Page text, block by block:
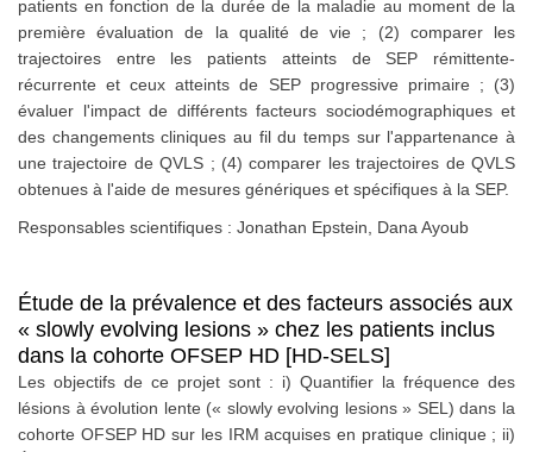
patients en fonction de la durée de la maladie au moment de la
première évaluation de la qualité de vie ; (2) comparer les
trajectoires entre les patients atteints de SEP rémittente-
récurrente et ceux atteints de SEP progressive primaire ; (3)
évaluer l'impact de différents facteurs sociodémographiques et
des changements cliniques au fil du temps sur l'appartenance à
une trajectoire de QVLS ; (4) comparer les trajectoires de QVLS
obtenues à l'aide de mesures génériques et spécifiques à la SEP.
Responsables scientifiques : Jonathan Epstein, Dana Ayoub
Étude de la prévalence et des facteurs associés aux
« slowly evolving lesions » chez les patients inclus
dans la cohorte OFSEP HD [HD-SELS]
Les objectifs de ce projet sont : i) Quantifier la fréquence des
lésions à évolution lente (« slowly evolving lesions » SEL) dans la
cohorte OFSEP HD sur les IRM acquises en pratique clinique ; ii)